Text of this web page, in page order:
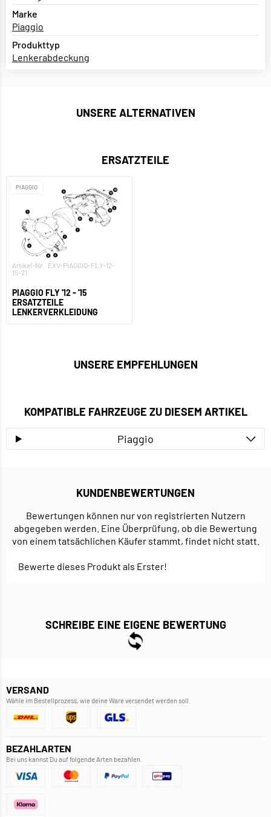
Marke
Piaggio
Produkttyp
Lenkerabdeckung
UNSERE ALTERNATIVEN
ERSATZTEILE
PIAGGIO
Artikel-Nr.: EXV-PIAGGIO-FLY-12-
15-21
PIAGGIO FLY '12 - '15
ERSATZTEILE
LENKERVERKLEIDUNG
UNSERE EMPFEHLUNGEN
KOMPATIBLE FAHRZEUGE ZU DIESEM ARTIKEL
Piaggio
KUNDENBEWERTUNGEN
Bewertungen können nur von registrierten Nutzern
abgegeben werden. Eine Überprüfung, ob die Bewertung
von einem tatsächlichen Käufer stammt, findet nicht statt.
Bewerte dieses Produkt als Erster!
SCHREIBE EINE EIGENE BEWERTUNG
VERSAND
Wähle im Bestellprozess, wie deine Ware versendet werden soll.
BEZAHLARTEN
Bei uns kannst Du auf folgende Arten bezahlen.